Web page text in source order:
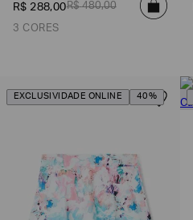
R$ 288,00R$ 480,00
3 CORES
EXCLUSIVIDADE ONLINE 40%